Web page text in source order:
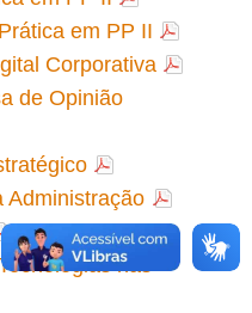
em PP II
Corporativa
de Opinião
Administração
nas